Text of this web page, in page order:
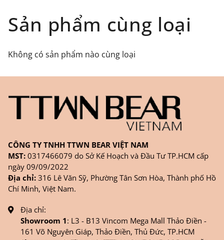
Đối tượng áp dụng: Khách hàng đặt
hàng ONLINE trên trangWEBSITE/
FANPAGE/ZALO/
Thời gian nhận hàng: Đối với đơn hàng Online tại
TPHCM, sản phẩm sẽ được giao sớm nhất là 1
ngày sau khi đặt.
Sản phẩm cùng loại
Không có sản phẩm nào cùng loại
CÔNG TY TNHH TTWN BEAR VIỆT NAM
MST: 0317466079 do Sở Kế Hoạch và Đầu Tư TP.HCM cấp
ngày 09/09/2022
Địa chỉ: 316 Lê Văn Sỹ, Phường Tân Sơn Hòa, Thành phố Hồ
Chí Minh, Việt Nam.
Địa chỉ:
Showroom 1: L3 - B13 Vincom Mega Mall Thảo Điền -
161 Võ Nguyên Giáp, Thảo Điền, Thủ Đức, TP.HCM